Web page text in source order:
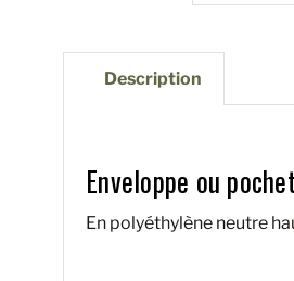
Description
Enveloppe ou
En polyéthylène neutre